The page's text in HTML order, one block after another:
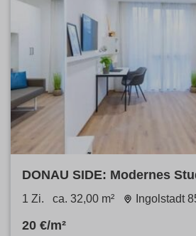
DONAU SIDE: Modernes
mit Fitnessstudio & Co-
1 Zi. ca. 32,00 m² Ingolstadt
20 €/m²